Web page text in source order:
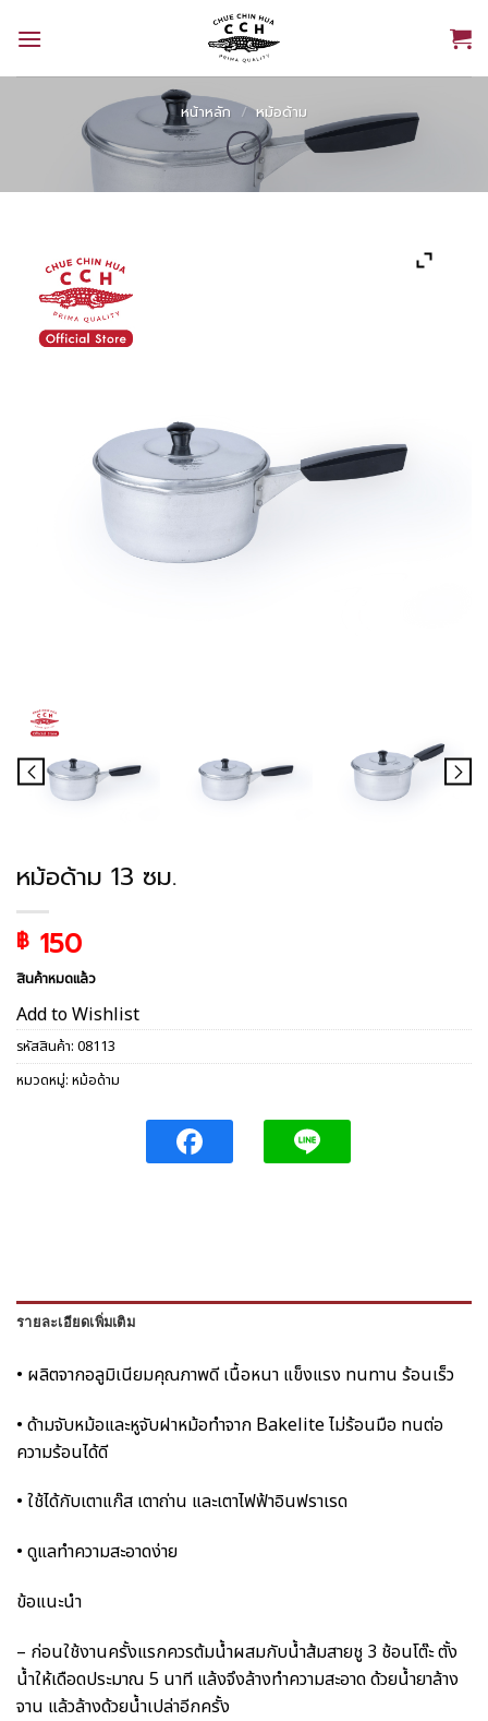
หน้าหลัก / หม้อด้าม
หม้อด้าม 13 ซม.
฿ 150
สินค้าหมดแล้ว
Add to Wishlist
รหัสสินค้า: 08113
หมวดหมู่: หม้อด้าม
รายละเอียดเพิ่มเติม
• ผลิตจากอลูมิเนียมคุณภาพดี เนื้อหนา แข็งแรง ทนทาน ร้อนเร็ว
• ด้ามจับหม้อและหูจับฝาหม้อทำจาก Bakelite ไม่ร้อนมือ ทนต่อ
ความร้อนได้ดี
• ใช้ได้กับเตาแก๊ส เตาถ่าน และเตาไฟฟ้าอินฟราเรด
• ดูแลทำความสะอาดง่าย
ข้อแนะนำ
– ก่อนใช้งานครั้งแรกควรต้มน้ำผสมกับน้ำส้มสายชู 3 ช้อนโต๊ะ ตั้ง
น้ำให้เดือดประมาณ 5 นาที แล้งจึงล้างทำความสะอาด ด้วยน้ำยาล้าง
จาน แล้วล้างด้วยน้ำเปล่าอีกครั้ง